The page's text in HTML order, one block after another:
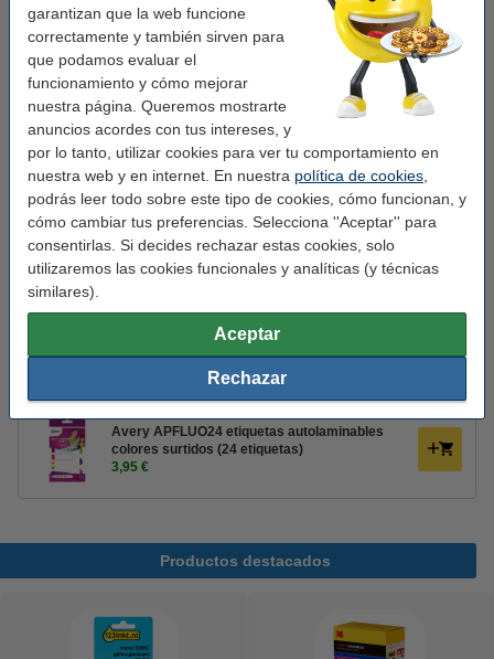
garantizan que la web funcione
correctamente y también sirven para
que podamos evaluar el
funcionamiento y cómo mejorar
nuestra página. Queremos mostrarte
anuncios acordes con tus intereses, y
por lo tanto, utilizar cookies para ver tu comportamiento en
nuestra web y en internet. En nuestra política de cookies
podrás leer todo sobre este tipo de cookies, cómo funcionan, y
cómo cambiar tus preferencias. Selecciona ''Aceptar'' para
consentirlas. Si decides rechazar estas cookies, solo
utilizaremos las cookies funcionales y analíticas (y técnicas
similares).
Aceptar
Rechazar
Milan Bolsa Porta Alimentos Blanca Isotérmica
con 3 Fiambreras 3,9 litros
19,95 €
¿Necesitas más capacidad?
Milan 430 Since 1918 Botella isotérmica de
acero inoxidable de 591 ml rosa
14,50 €
Milan Lava Botella isotérmica de acero
inoxidable de 591 ml verde
14,50 €
Identifica tu material
Avery APBAS24 etiquetas autolaminables
colores surtidos (24 etiquetas)
Avery APFLUO24 etiquetas autolaminables
colores surtidos (24 etiquetas)
3,95 €
Productos destacados